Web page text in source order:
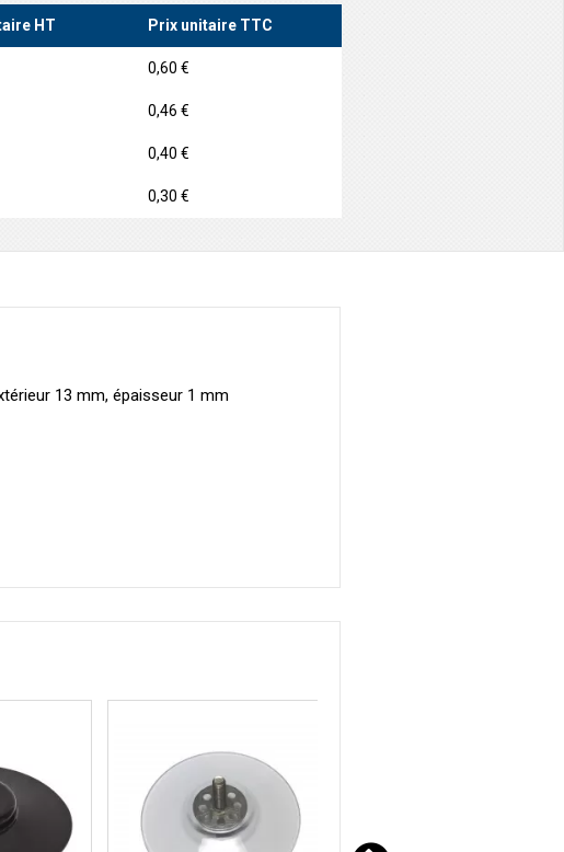
HT Prix unitaire TTC
0,60 €
0,46 €
0,40 €
0,30 €
13 mm, épaisseur 1 mm